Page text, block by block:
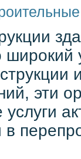
широкий
эти
услуги
в